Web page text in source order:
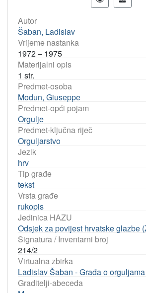
Autor
Šaban, Ladislav
Vrijeme nastanka
1972 – 1975
Materijalni opis
1 str.
Predmet-osoba
Modun, Giuseppe
Predmet-opći pojam
Orgulje
Predmet-ključna riječ
Orguljarstvo
Jezik
hrv
Tip građe
tekst
Vrsta građe
rukopis
Jedinica HAZU
Odsjek za povijest hrvatske glazbe
Signatura / Inventarni broj
214/2
Virtualna zbirka
Ladislav Šaban - Građa o
Graditelji-abeceda